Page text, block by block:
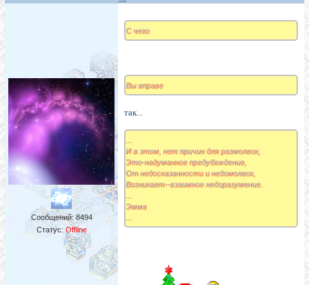
Сообщений:8494
Статус: Offline
С чего
Вы вправе
так...
И в этом, нет причин для размолвок,
Это-надуманное предубеждение,
От недосказанности и недомолвок,
Возникает--взаимное недоразумение.
Эмма